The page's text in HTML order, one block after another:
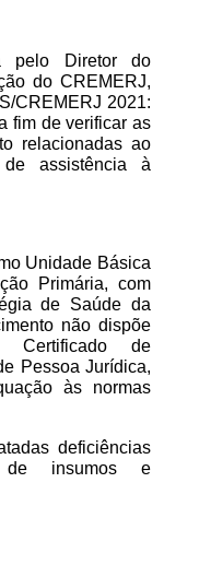
pelo Diretor do
do CREMERJ,
CREMERJ 2021:
fim de verificar as
relacionadas ao
assistência à
Unidade Básica
Primária, com
de Saúde da
não dispõe
de
Pessoa Jurídica,
às normas
deficiências
de insumos e